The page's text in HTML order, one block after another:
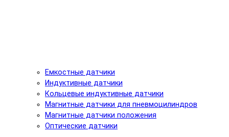
Емкостные датчики
Индуктивные датчики
Кольцевые индуктивные датчики
Магнитные датчики для пневмоцилиндров
Магнитные датчики положения
Оптические датчики